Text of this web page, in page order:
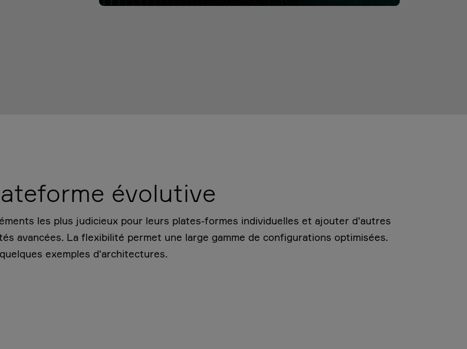
évolutive
les plus judicieux pour leurs plates-formes individuelles et ajouter d'autres
avancées. La flexibilité permet une large gamme de configurations optimisées.
exemples d'architectures.